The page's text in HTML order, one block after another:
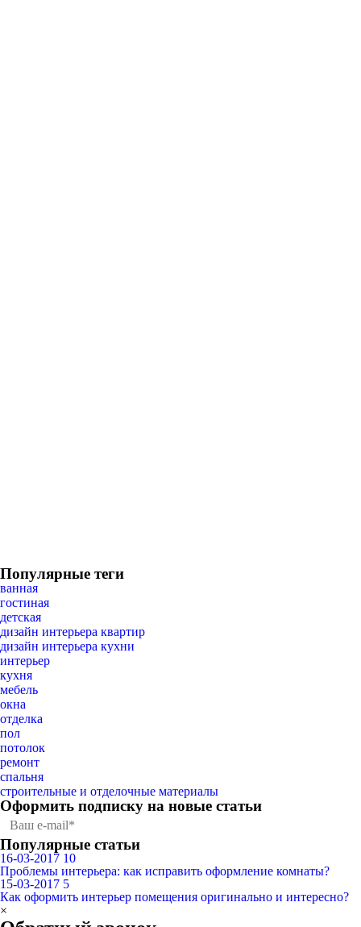
Популярные теги
ванная
гостиная
детская
дизайн интерьера квартир
дизайн интерьера кухни
интерьер
кухня
мебель
окна
отделка
пол
потолок
ремонт
спальня
строительные и отделочные материалы
Оформить подписку на новые статьи
Популярные статьи
16-03-2017 10
Проблемы интерьера: как исправить оформление комнаты?
15-03-2017 5
Как оформить интерьер помещения оригинально и интересно?
×